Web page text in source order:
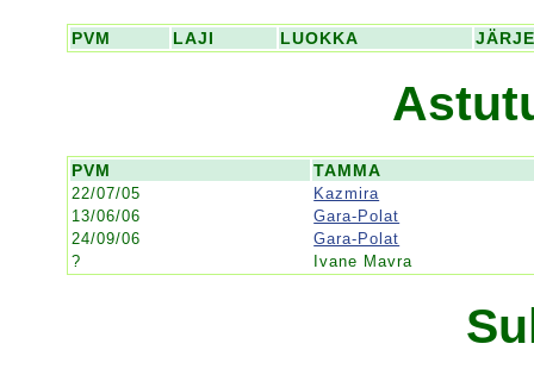
PVM LAJI LUOKKA
PVM TAMMA
22/07/05
Kazmira
13/06/06
Gara-Polat
24/09/06
Gara-Polat
?
Ivane Mavra